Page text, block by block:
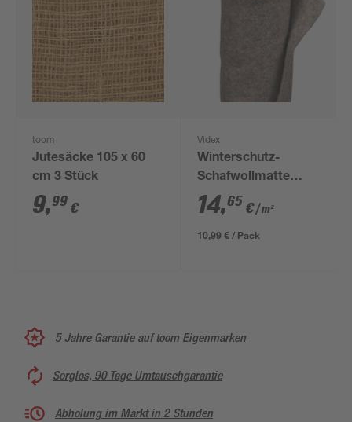
toom
Jutesäcke 105 x 60
cm 3 Stück
9,99 €
Videx
Winterschutz-
Schafwollmatte
steinfarben 150 x 50
cm
14,65 €/ m²
10,99 € / Pack
5 Jahre Garantie auf toom Eigenmarken
Sorglos, 90 Tage Umtauschgarantie
Abholung im Markt in 2 Stunden